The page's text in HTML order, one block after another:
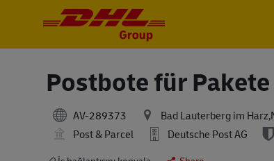
Postbote für
AV-289373 Bad Lauterberg im
Post & Parcel
Deutsche Post AG